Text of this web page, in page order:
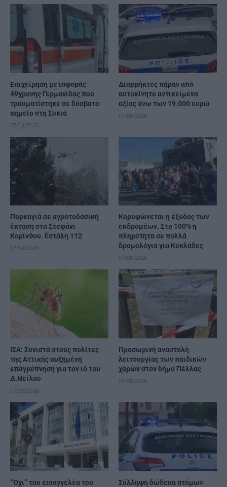
Επιχείρηση μεταφοράς
49χρονης Γερμανίδας που
τραυματίστηκε σε δύσβατο
σημείο στη Συκιά
07/08/2026
Διαρρήκτες πήραν από
αυτοκίνητο αντικείμενα
αξίας άνω των 19.000 ευρώ
07/08/2026
Πυρκαγιά σε αγροτοδασική
έκταση στο Στεφάνι
Κορίνθου. Εστάλη 112
07/08/2026
Κορυφώνεται η έξοδος των
εκδρομέων. Στο 100% η
πληρότητα σε πολλά
δρομολόγια για Κυκλάδες
07/08/2026
ΙΣΑ: Συνιστά στους πολίτες
της Αττικής αυξημένη
επαγρύπνηση για τον ιό του
Δ.Νείλου
07/08/2026
Προσωρινή αναστολή
λειτουργίας των παιδικών
χαρών στον δήμο Πέλλας
07/08/2026
“Όχι” του εισαγγελέα του
Σύλληψη δώδεκα ατόμων